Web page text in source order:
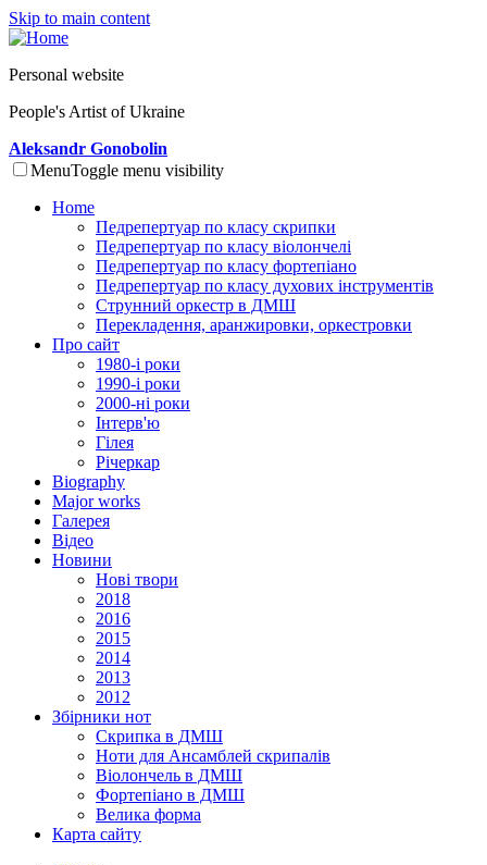
Skip to main content
Personal website
People's Artist of Ukraine
Aleksandr Gonobolin
MenuToggle menu visibility
Home
Педрепертуар по класу скрипки
Педрепертуар по класу віолончелі
Педрепертуар по класу фортепіано
Педрепертуар по класу духових інструментів
Струнний оркестр в ДМШ
Перекладення, аранжировки, оркестровки
Про сайт
1980-і роки
1990-і роки
2000-ні роки
Інтерв'ю
Гілея
Річеркар
Biography
Major works
Галерея
Відео
Новини
Нові твори
2018
2016
2015
2014
2013
2012
Збірники нот
Скрипка в ДМШ
Ноти для Ансамблей скрипалів
Віолончель в ДМШ
Фортепіано в ДМШ
Велика форма
Карта сайту